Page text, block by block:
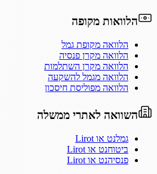
הלוואות מקופה
הלוואה מקופת גמל
הלוואה מקרן פנסיה
הלוואה מקרן השתלמות
הלוואה מגמל להשקעה
הלוואה מפוליסת חיסכון
השוואה לאתרי ממשלה
גמלנט או Lirot
ביטוחנט או Lirot
פנסיהנט או Lirot